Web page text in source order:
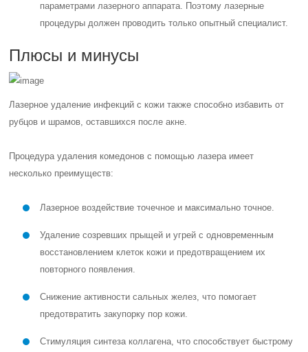
параметрами лазерного аппарата. Поэтому лазерные
процедуры должен проводить только опытный специалист.
Плюсы и минусы
Лазерное удаление инфекций с кожи также способно избавить от
рубцов и шрамов, оставшихся после акне.
Процедура удаления комедонов с помощью лазера имеет
несколько преимуществ:
Лазерное воздействие точечное и максимально точное.
Удаление созревших прыщей и угрей с одновременным
восстановлением клеток кожи и предотвращением их
повторного появления.
Снижение активности сальных желез, что помогает
предотвратить закупорку пор кожи.
Стимуляция синтеза коллагена, что способствует быстрому